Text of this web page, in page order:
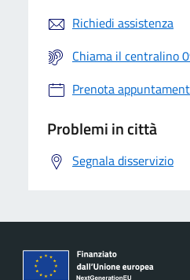
Richiedi assistenza
Chiama il centralino
Prenota
Problemi in città
Segnala disservizio